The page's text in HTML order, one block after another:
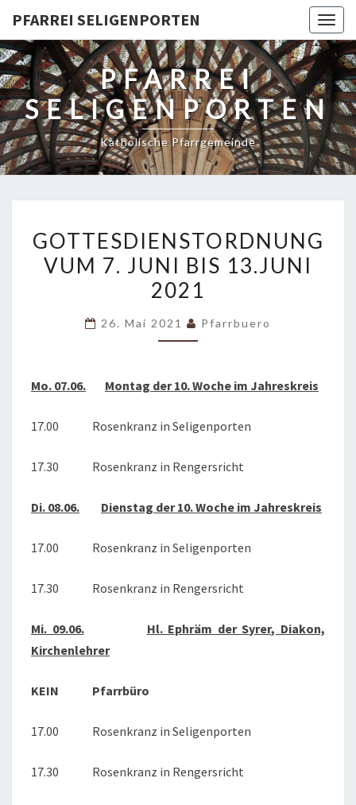
PFARREI SELIGENPORTEN
PFARREI
SELIGENPORTEN
Katholische Pfarrgemeinde
VUM
JUNI
13.JUNI
GOTTESDIENSTORDNUNG
VUM 7. JUNI BIS 13.JUNI
2021
26. Mai 2021 Pfarrbuero
Mo. 07.06. Montag der 10. Woche im Jahreskreis
17.00 Rosenkranz in Seligenporten
17.30 Rosenkranz in Rengersricht
Di. 08.06. Dienstag der 10. Woche im Jahreskreis
17.00 Rosenkranz in Seligenporten
17.30 Rosenkranz in Rengersricht
Mi. 09.06.
Hl. Ephräm der Syrer, Diakon,
Kirchenlehrer
KEIN Pfarrbüro
17.00 Rosenkranz in Seligenporten
17.30 Rosenkranz in Rengersricht